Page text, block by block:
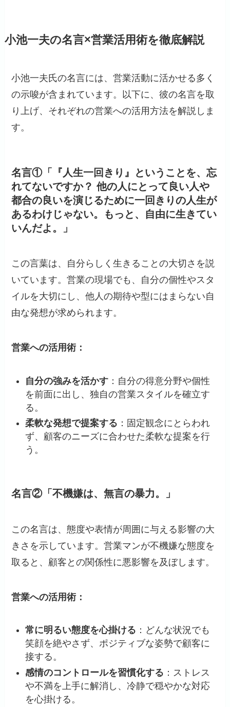
小池一夫の名言×営業活用術を徹底解説
小池一夫氏の名言には、営業活動に活かせる多く
の示唆が含まれています。以下に、彼の名言を取
り上げ、それぞれの営業への活用方法を解説しま
す。​
名言①「『人生一回きり』ということを、忘
れてないですか？ 他の人にとって良い人や
都合の良いを演じるために一回きりの人生が
あるわけじゃない。もっと、自由に生きてい
いんだよ。」
この言葉は、自分らしく生きることの大切さを説
いています。​営業の現場でも、自分の個性やスタ
イルを大切にし、他人の期待や型にはまらない自
由な発想が求められます。​
営業への活用術：
自分の強みを活かす ：​自分の得意分野や個性
を前面に出し、独自の営業スタイルを確立す
る。​
柔軟な発想で提案する ：​固定観念にとらわれ
ず、顧客のニーズに合わせた柔軟な提案を行
う。​
名言②「不機嫌は、無言の暴力。」
この名言は、態度や表情が周囲に与える影響の大
きさを示しています。​営業マンが不機嫌な態度を
取ると、顧客との関係性に悪影響を及ぼします。​
営業への活用術：
常に明るい態度を心掛ける ：​どんな状況でも
笑顔を絶やさず、ポジティブな姿勢で顧客に
接する。​
感情のコントロールを習慣化する ：​ストレス
や不満を上手に解消し、冷静で穏やかな対応
を心掛ける。​